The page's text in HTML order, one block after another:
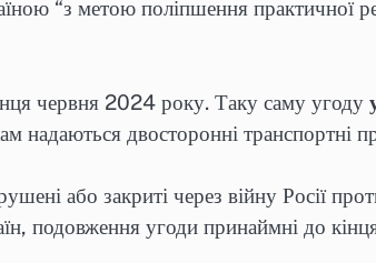
“з метою поліпшення практичної
червня 2024 року. Таку саму угоду
двосторонні транспортні
або закриті через війну Росії
подовження угоди принаймні до